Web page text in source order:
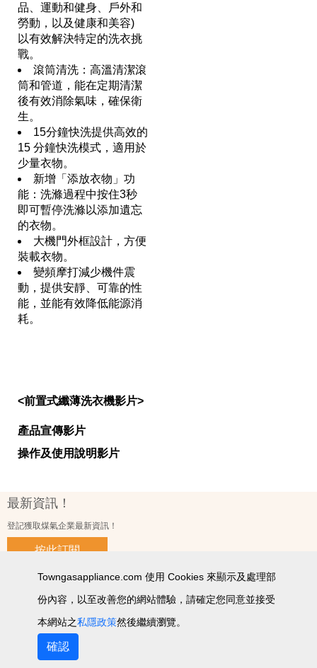
品、運動和健身、戶外和
勞動，以及健康和美容)
以有效解決特定的洗衣挑
戰。
滾筒清洗：高溫清潔滾
筒和管道，能在定期清潔
後有效消除氣味，確保衛
生。
15分鐘快洗提供高效的
15 分鐘快洗模式，適用於
少量衣物。
新增「添放衣物」功
能：洗滌過程中按住3秒
即可暫停洗滌以添加遺忘
的衣物。
大機門外框設計，方便
裝載衣物。
變頻摩打減少機件震
動，提供安靜、可靠的性
能，並能有效降低能源消
耗。
<前置式纖薄洗衣機影片>
產品宣傳影片
操作及使用說明影片
最新資訊！
登記獲取煤氣企業最新資訊！
按此訂閱
使用條款及細則 私隱政策聲明
個人資料收集聲明
Towngasappliance.com 使用 Cookies 來顯示及處理部
份內容，以至改善您的網站體驗，請確定您同意並接受
本網站之私隱政策然後繼續瀏覽。
確認